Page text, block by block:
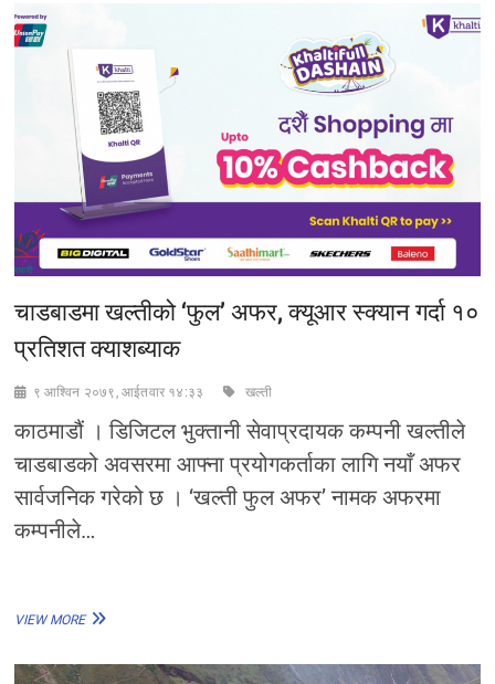
१४
गतेसम्म
सटही
पाउने
चाडबाडमा खल्तीको ‘फुल’ अफर, क्यूआर स्क्यान गर्दा १०
प्रतिशत क्याशब्याक
९ आश्विन २०७९, आईतवार १४:३३ खल्ती
काठमाडौं । डिजिटल भुक्तानी सेवाप्रदायक कम्पनी खल्तीले
चाडबाडको अवसरमा आफ्ना प्रयोगकर्ताका लागि नयाँ अफर
सार्वजनिक गरेको छ । ‘खल्ती फुल अफर’ नामक अफरमा
कम्पनीले…
VIEW MOREचाडबाडमा
अफर,